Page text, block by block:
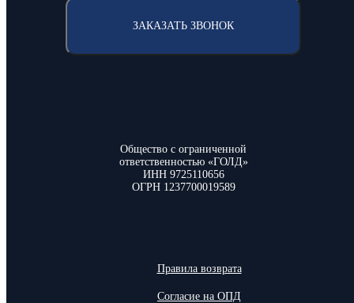
ЗАКАЗАТЬ ЗВОНОК
Общество с ограниченной
ответственностью «ГОЛД»
ИНН 9725110656
ОГРН 1237700019589
Правила возврата
Согласие на ОПД